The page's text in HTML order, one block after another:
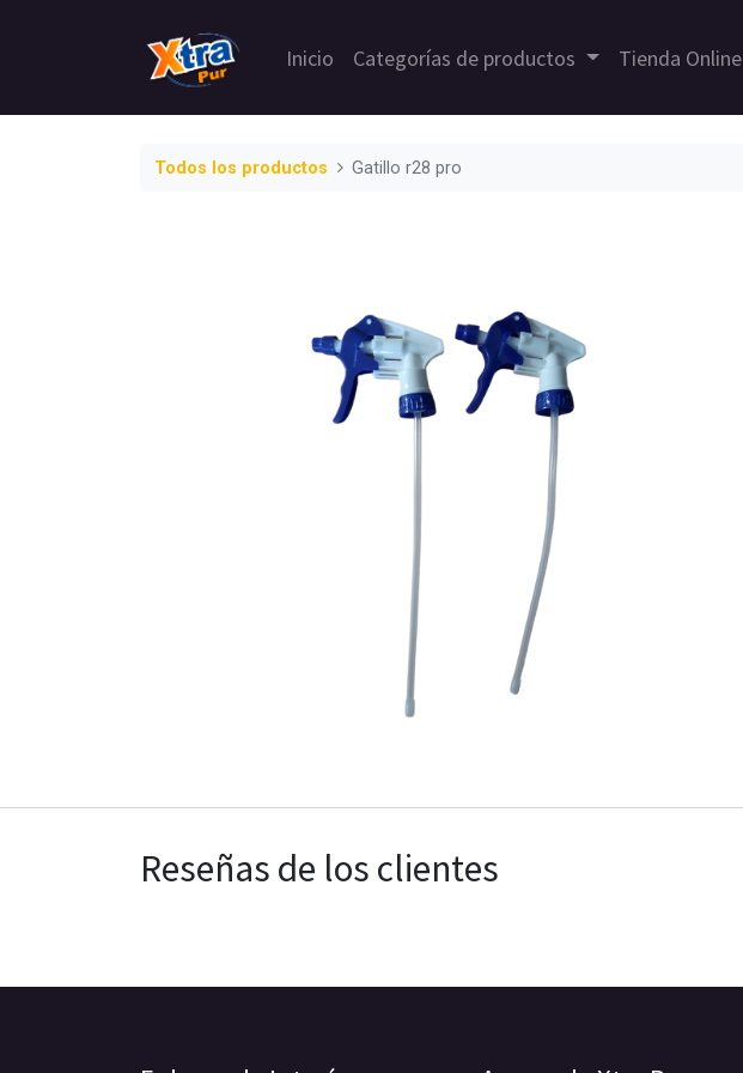
Inicio Categorías de productos Tienda Online
Todos los productos Gatillo r28 pro
Reseñas de los clientes